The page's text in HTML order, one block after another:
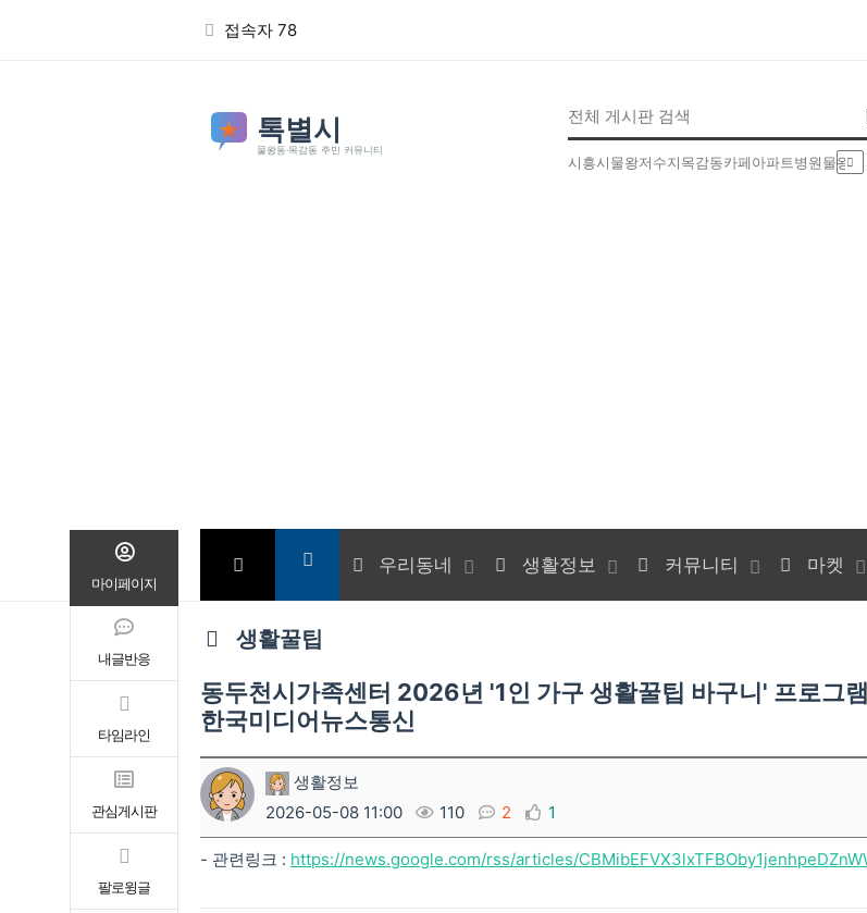
접속자 78
인기검색어
시흥시물왕저수지목감동카페아파트병원물왕동
우리동네 생활정보 커뮤니티 마켓
생활꿀팁
마이페이지
내글반응
타임라인
관심게시판
팔로윙글
동두천시가족센터 2026년 '1인 가구 생활꿀팁 바구니' 프로그
한국미디어뉴스통신
생활정보
2026-05-08 11:00
110 2 1
- 관련링크 : https://news.google.com/rss/articles/